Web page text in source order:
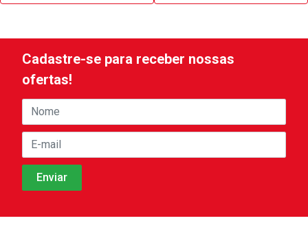
Cadastre-se para receber nossas
ofertas!